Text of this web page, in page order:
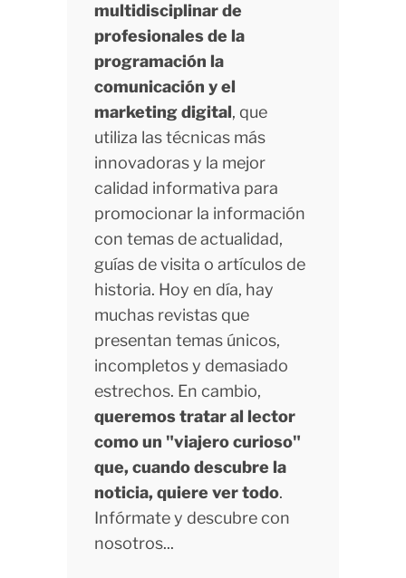
multidisciplinar de
profesionales de la
programación la
comunicación y el
marketing digital, que
utiliza las técnicas más
innovadoras y la mejor
calidad informativa para
promocionar la información
con temas de actualidad,
guías de visita o artículos de
historia. Hoy en día, hay
muchas revistas que
presentan temas únicos,
incompletos y demasiado
estrechos. En cambio,
queremos tratar al lector
como un "viajero curioso"
que, cuando descubre la
noticia, quiere ver todo.
Infórmate y descubre con
nosotros...